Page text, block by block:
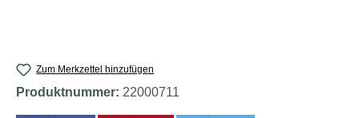
Zum Merkzettel hinzufügen
Produktnummer: 22000711